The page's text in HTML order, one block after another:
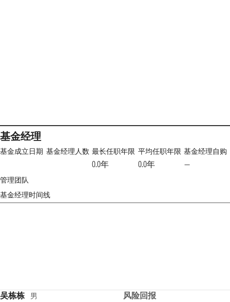
基金经理
基金成立日期 基金经理人数 最长任职年限
0.0年
平均任职年限
0.0年
基金经理自购
—
管理团队
基金经理时间线
吴栋栋 男 风险回报